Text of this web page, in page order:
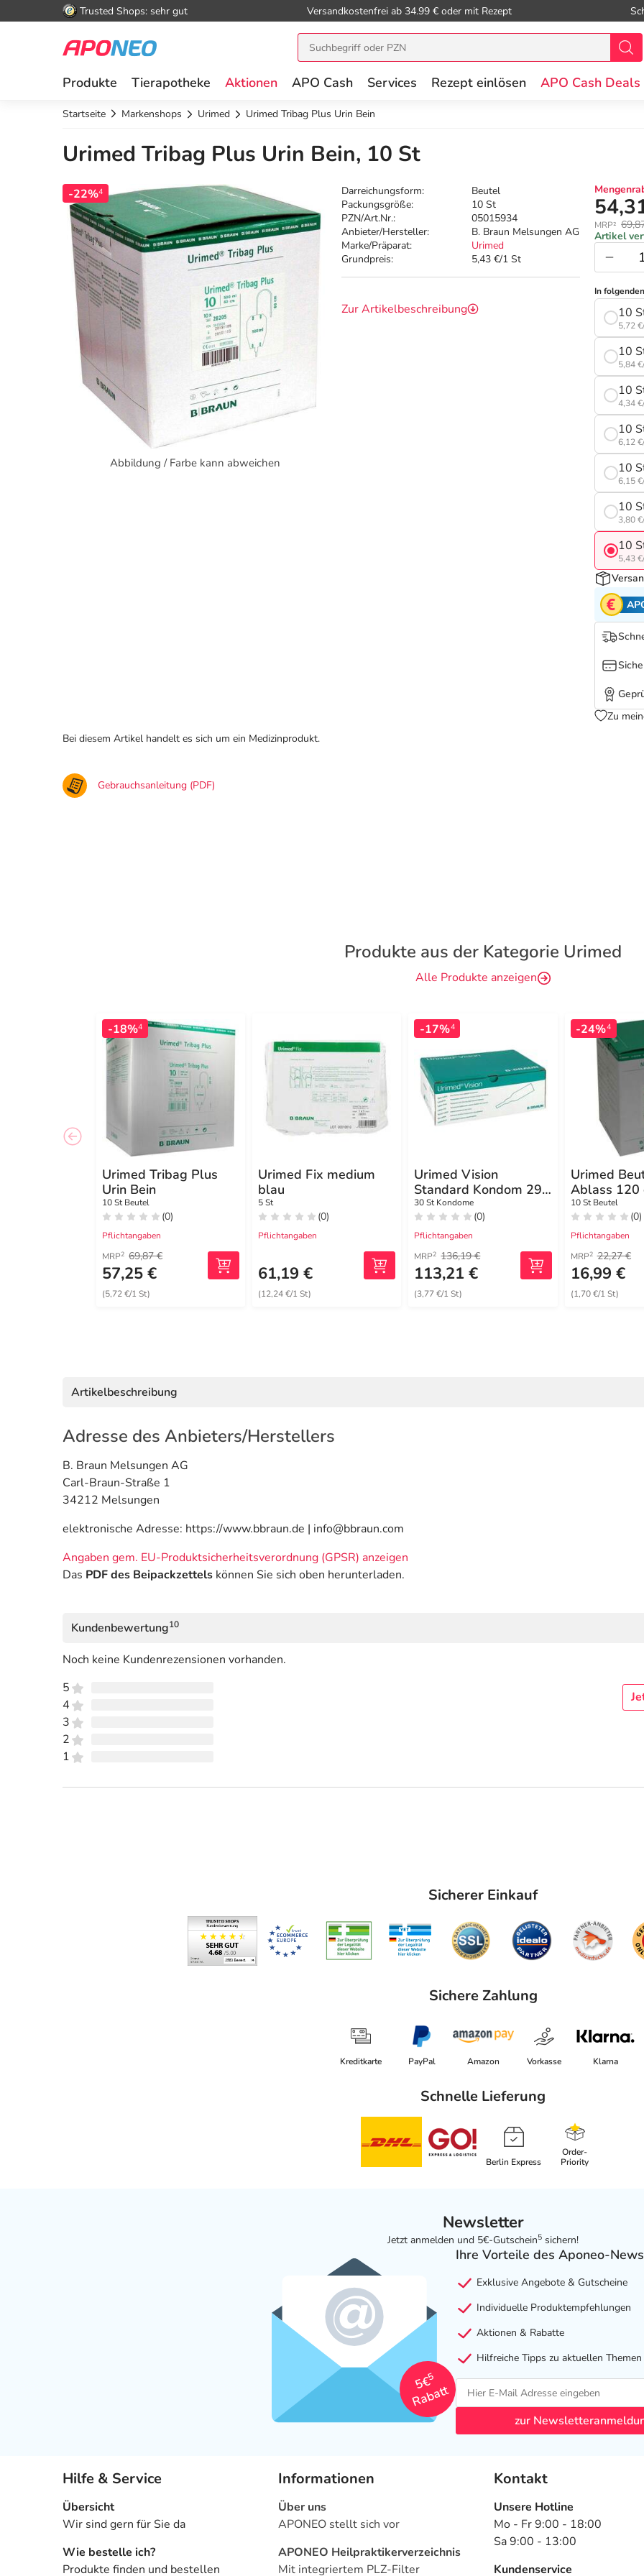
Trusted Shops: sehr gut Versandkostenfrei ab 34.99 € oder mit Rezept
Produkte Tierapotheke Aktionen APO Cash Services Rezept einlösen APO Cash Deals
Startseite Markenshops Urimed Urimed Tribag Plus Urin Bein
Urimed Tribag Plus Urin Bein, 10 St
-22%4
Abbildung / Farbe kann abweichen
Darreichungsform:
Beutel
Packungsgröße:
10 St
PZN/Art.Nr.:
05015934
Anbieter/Hersteller:
B. Braun Melsungen AG
Marke/Präparat:
Urimed
Grundpreis:
5,43 €/1 St
Zur Artikelbeschreibung
MRP²
Artikel
In
10
5,72
10
5,84
10
4,34
10
6,12
10
6,15
10
3,80
10
5,43
Zu
Bei diesem Artikel handelt es sich um ein Medizinprodukt.
Gebrauchsanleitung (PDF)
Produkte aus der Kategorie Urimed
Alle Produkte anzeigen
-18%4
Urimed Tribag Plus
Urin Bein
10 St Beutel
(0)
Pflichtangaben
MRP2 69,87 €
57,25 €
(5,72 €/1 St)
Urimed Fix medium
blau
5 St
(0)
Pflichtangaben
61,19 €
(12,24 €/1 St)
-17%4
Urimed Vision
Standard Kondom 29
mm
30 St Kondome
(0)
Pflichtangaben
MRP2 136,19 €
113,21 €
(3,77 €/1 St)
-24%4
Urimed
Ablass 120
10 St Beutel
(0)
Pflichtangaben
MRP2 22,27 €
16,99 €
(1,70 €/1 St)
Artikelbeschreibung
Adresse des Anbieters/Herstellers
B. Braun Melsungen AG
Carl-Braun-Straße 1
34212 Melsungen
elektronische Adresse: https://www.bbraun.de | info@bbraun.com
Angaben gem. EU-Produktsicherheitsverordnung (GPSR) anzeigen
Das PDF des Beipackzettels können Sie sich oben herunterladen.
Kundenbewertung10
Noch keine Kundenrezensionen vorhanden.
5
4
3
2
1
Sicherer Einkauf
Sichere Zahlung
Kreditkarte PayPal Amazon Vorkasse Klarna
Schnelle Lieferung
Berlin Express
Order-
Priority
Newsletter
Jetzt anmelden und 5€-Gutschein5 sichern!
5€
5
Rabatt
Ihre Vorteile des Aponeo-
Exklusive Angebote & Gutscheine
Individuelle Produktempfehlungen
Aktionen & Rabatte
Hilfreiche Tipps zu aktuellen Themen
zur
Hilfe & Service
Übersicht
Wir sind gern für Sie da
Wie bestelle ich?
Produkte finden und bestellen
Informationen
Über uns
APONEO stellt sich vor
APONEO Heilpraktikerverzeichnis
Mit integriertem PLZ-Filter
Kontakt
Unsere Hotline
Mo - Fr 9:00 - 18:00
Sa 9:00 - 13:00
Kundenservice